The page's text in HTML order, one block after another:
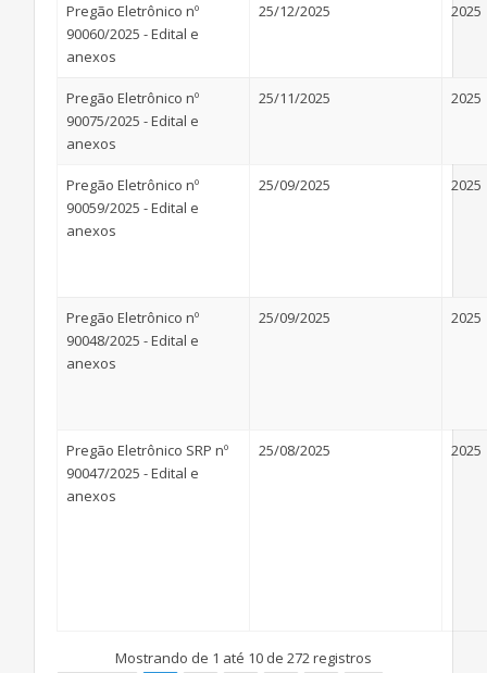
Pregão Eletrônico nº
90060/2025 - Edital e
anexos
25/12/2025 2025
Pregão Eletrônico nº
90075/2025 - Edital e
anexos
25/11/2025 2025
Pregão Eletrônico nº
90059/2025 - Edital e
anexos
25/09/2025 2025
Pregão Eletrônico nº
90048/2025 - Edital e
anexos
25/09/2025 2025
Pregão Eletrônico SRP nº
90047/2025 - Edital e
anexos
25/08/2025 2025
Mostrando de 1 até 10 de 272 registros